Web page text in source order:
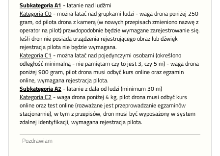
Subkategoria A1 - latanie nad ludźmi
Kategoria C0- można latać nad grupkami ludzi - waga drona poniżej 250
gram, od pilota drona z kamerą (w nowych przepisach zmieniono nazwę z
operator na pilot) prawdopodobnie będzie wymagane zarejestrowanie się.
Jeśli dron nie posiada urządzenia rejestrującego obraz lub dźwięk
rejestracja pilota nie będzie wymagana.
Kategoria C1 - można latać nad pojedynczymi osobami (określono
odległość minimalną - nie pamiętam czy to jest 3, czy 5 m) - waga drona
poniżej 900 gram, pilot drona musi odbyć kurs online oraz egzamin
online, wymagana rejestracja pilota.
Subkategoria A2 - latanie z dala od ludzi (minimum 30 m)
Kategoria C2 - waga drona poniżej 4 kg, pilot drona musi odbyć kurs
online oraz test online (rozważane jest przeprowadzanie egzaminów
stacjonarnie), w tym z przepisów, dron musi być wyposażony w system
zdalnej identyfikacji, wymagana rejestracja pilota.
Pozdrawiam